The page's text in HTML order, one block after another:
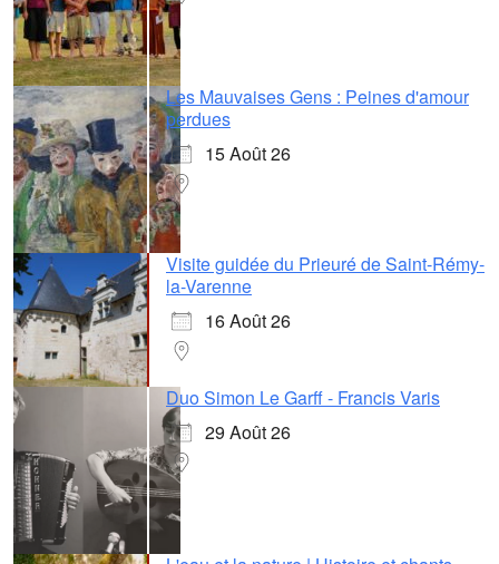
Les Mauvaises Gens : Peines d'amour
perdues
15 Août 26
Visite guidée du Prieuré de Saint-Rémy-
la-Varenne
16 Août 26
Duo Simon Le Garff - Francis Varis
29 Août 26